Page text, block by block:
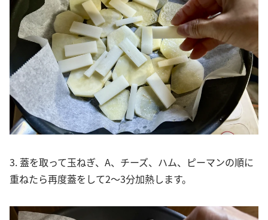
3. 蓋を取って玉ねぎ、A、チーズ、ハム、ピーマンの順に
重ねたら再度蓋をして2～3分加熱します。